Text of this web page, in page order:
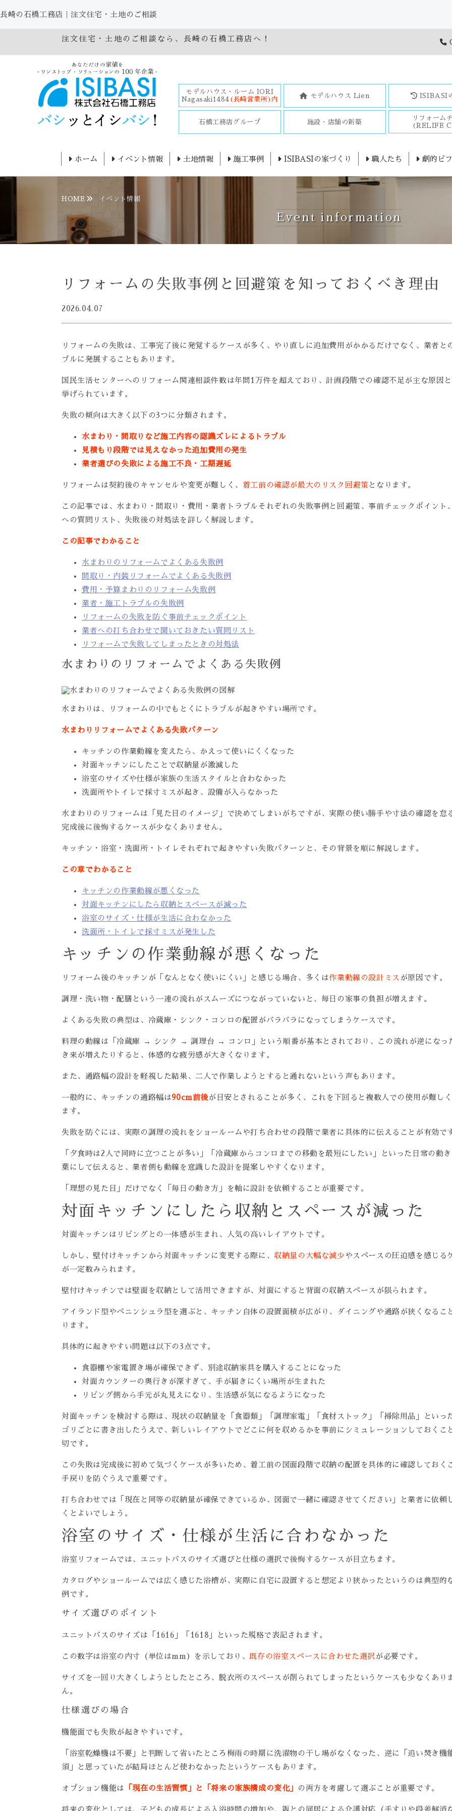
長崎の石橋工務店｜注文住宅・土地のご相談
注文住宅・土地のご相談なら、長崎の石橋工務店へ！
モデルハウス・ルーム IORI
Nagasaki1484 (長崎営業所)内
モデルハウス Lien ISIBASI
石橋工務店グループ 施設・店舗の新築
リフォーム
(RELIFE
ホーム イベント情報 土地情報 施工事例 ISIBASIの家づくり 職人たち 劇的ビ
HOME イベント情報
Event information
リフォームの失敗事例と回避策を知っておくべき理由
2026.04.07
リフォームの失敗は、工事完了後に発覚するケースが多く、やり直しに追加費用がかかるだけでなく、業者と
ブルに発展することもあります。
国民生活センターへのリフォーム関連相談件数は年間1万件を超えており、計画段階での確認不足が主な原因
挙げられています。
失敗の傾向は大きく以下の3つに分類されます。
水まわり・間取りなど施工内容の認識ズレによるトラブル
見積もり段階では見えなかった追加費用の発生
業者選びの失敗による施工不良・工期遅延
リフォームは契約後のキャンセルや変更が難しく、 着工前の確認が最大のリスク回避策 となります。
この記事では、水まわり・間取り・費用・業者トラブルそれぞれの失敗事例と回避策、事前チェックポイント
への質問リスト、失敗後の対処法を詳しく解説します。
この記事でわかること
水まわりのリフォームでよくある失敗例
間取り・内装リフォームでよくある失敗例
費用・予算まわりのリフォーム失敗例
業者・施工トラブルの失敗例
リフォームの失敗を防ぐ事前チェックポイント
業者への打ち合わせで聞いておきたい質問リスト
リフォームで失敗してしまったときの対処法
水まわりのリフォームでよくある失敗例
水まわりは、リフォームの中でもとくにトラブルが起きやすい場所です。
水まわりリフォームでよくある失敗パターン
キッチンの作業動線を変えたら、かえって使いにくくなった
対面キッチンにしたことで収納量が激減した
浴室のサイズや仕様が家族の生活スタイルと合わなかった
洗面所やトイレで採寸ミスが起き、設備が入らなかった
水まわりのリフォームは「見た目のイメージ」で決めてしまいがちですが、実際の使い勝手や寸法の確認を怠
完成後に後悔するケースが少なくありません。
キッチン・浴室・洗面所・トイレそれぞれで起きやすい失敗パターンと、その背景を順に解説します。
この章でわかること
キッチンの作業動線が悪くなった
対面キッチンにしたら収納とスペースが減った
浴室のサイズ・仕様が生活に合わなかった
洗面所・トイレで採寸ミスが発生した
キッチンの作業動線が悪くなった
リフォーム後のキッチンが「なんとなく使いにくい」と感じる場合、多くは作業動線の設計ミス が原因です。
調理・洗い物・配膳という一連の流れがスムーズにつながっていないと、毎日の家事の負担が増えます。
よくある失敗の典型は、冷蔵庫・シンク・コンロの配置がバラバラになってしまうケースです。
料理の動線は「冷蔵庫 → シンク → 調理台 → コンロ」という順番が基本とされており、この流れが逆になっ
き来が増えたりすると、体感的な疲労感が大きくなります。
また、通路幅の設計を軽視した結果、二人で作業しようとすると通れないという声もあります。
一般的に、キッチンの通路幅は90cm前後 が目安とされることが多く、これを下回ると複数人での使用が難し
ます。
失敗を防ぐには、実際の調理の流れをショールームや打ち合わせの段階で業者に具体的に伝えることが有効で
「夕食時は2人で同時に立つことが多い」「冷蔵庫からコンロまでの移動を最短にしたい」といった日常の動
葉にして伝えると、業者側も動線を意識した設計を提案しやすくなります。
「理想の見た目」だけでなく「毎日の動き方」を軸に設計を依頼することが重要です。
対面キッチンにしたら収納とスペースが減った
対面キッチンはリビングとの一体感が生まれ、人気の高いレイアウトです。
しかし、壁付けキッチンから対面キッチンに変更する際に、収納量の大幅な減少 やスペースの圧迫感を感じる
が一定数みられます。
壁付けキッチンでは壁面を収納として活用できますが、対面にすると背面の収納スペースが限られます。
アイランド型やペニンシュラ型を選ぶと、キッチン自体の設置面積が広がり、ダイニングや通路が狭くなるこ
ります。
具体的に起きやすい問題は以下の3点です。
食器棚や家電置き場が確保できず、別途収納家具を購入することになった
対面カウンターの奥行きが深すぎて、手が届きにくい場所が生まれた
リビング側から手元が丸見えになり、生活感が気になるようになった
対面キッチンを検討する際は、現状の収納量を「食器類」「調理家電」「食材ストック」「掃除用品」といっ
ゴリごとに書き出したうえで、新しいレイアウトでどこに何を収めるかを事前にシミュレーションしておくこ
切です。
この失敗は完成後に初めて気づくケースが多いため、着工前の図面段階で収納の配置を具体的に確認しておく
手戻りを防ぐうえで重要です。
打ち合わせでは「現在と同等の収納量が確保できているか、図面で一緒に確認させてください」と業者に依頼
くとよいでしょう。
浴室のサイズ・仕様が生活に合わなかった
浴室リフォームでは、ユニットバスのサイズ選びと仕様の選択で後悔するケースが目立ちます。
カタログやショールームでは広く感じた浴槽が、実際に自宅に設置すると想定より狭かったというのは典型的
例です。
サイズ選びのポイント
ユニットバスのサイズは「1616」「1618」といった規格で表記されます。
この数字は浴室の内寸（単位はmm）を示しており、既存の浴室スペースに合わせた選択 が必要です。
サイズを一回り大きくしようとしたところ、脱衣所のスペースが削られてしまったというケースも少なくあり
ん。
仕様選びの場合
機能面でも失敗が起きやすいです。
「浴室乾燥機は不要」と判断して省いたところ梅雨の時期に洗濯物の干し場がなくなった、逆に「追い焚き機
須」と思っていたが結局ほとんど使わなかったというケースもあります。
オプション機能は 「現在の生活習慣」と「将来の家族構成の変化」 の両方を考慮して選ぶことが重要です。
将来の変化としては、子どもの成長による入浴時間の増加や、親との同居による介護対応（手すりや段差解消